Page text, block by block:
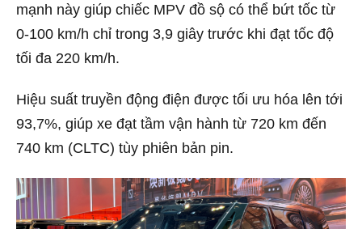
mạnh này giúp chiếc MPV đồ sộ có thể bứt tốc từ
0-100 km/h chỉ trong 3,9 giây trước khi đạt tốc độ
tối đa 220 km/h.
Hiệu suất truyền động điện được tối ưu hóa lên tới
93,7%, giúp xe đạt tầm vận hành từ 720 km đến
740 km (CLTC) tùy phiên bản pin.